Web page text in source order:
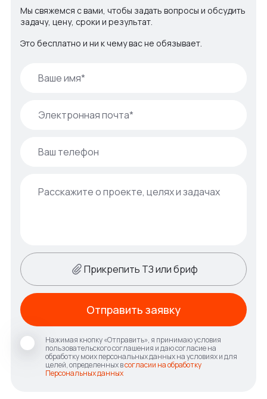
Мы свяжемся с вами, чтобы задать вопросы и обсудить
задачу, цену, сроки и результат.
Это бесплатно и ни к чему вас не обязывает.
Прикрепить ТЗ или бриф
Нажимая кнопку «Отправить», я принимаю условия
пользовательского соглашения и даю согласие на
обработку моих персональных данных на условиях и для
целей, определенных всогласии на обработку
Персональных данных
Отправить заявку